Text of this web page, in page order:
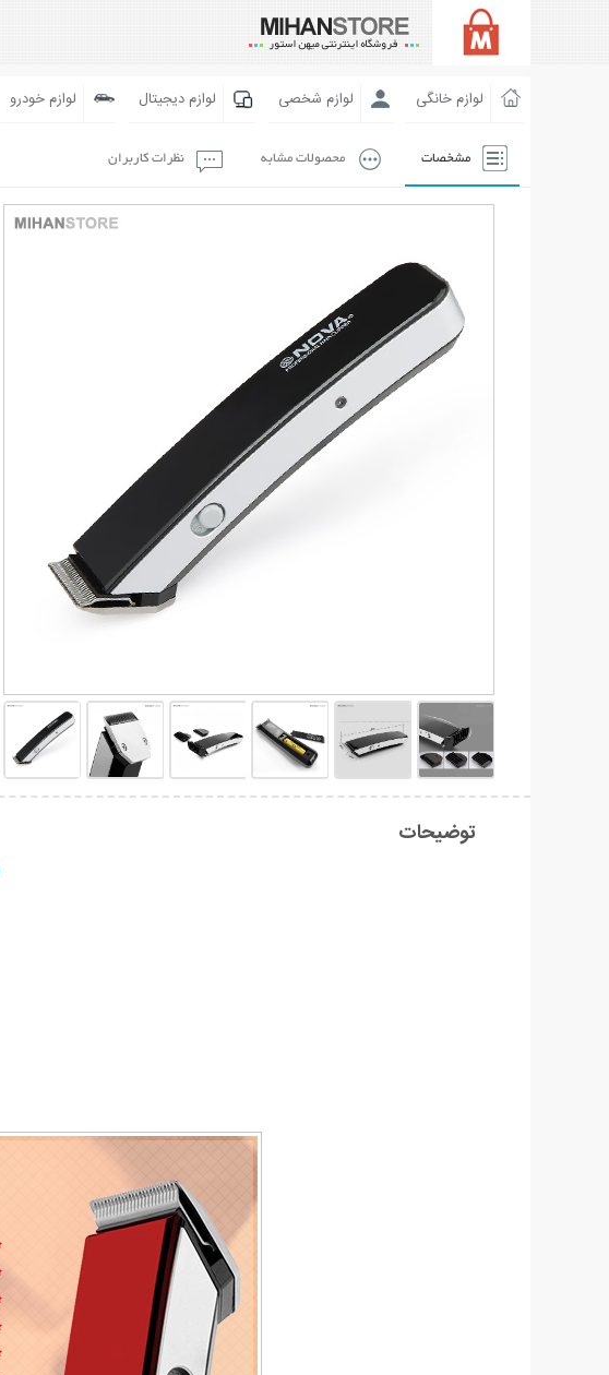
لوازم خانگی لوازم شخصی لوازم دیجیتال لوازم خودرو
مشخصات محصولات مشابه نظرات کاربران
توضیحات